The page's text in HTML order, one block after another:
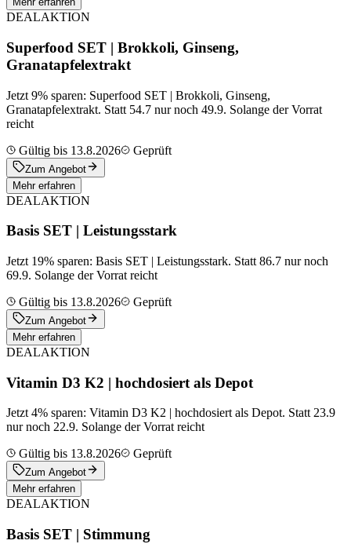
DEALAKTION
Superfood SET | Brokkoli, Ginseng,
Granatapfelextrakt
Jetzt 9% sparen: Superfood SET | Brokkoli, Ginseng,
Granatapfelextrakt. Statt 54.7 nur noch 49.9. Solange der Vorrat
reicht
Gültig bis 13.8.2026
Geprüft
Zum Angebot
Mehr erfahren
DEALAKTION
Basis SET | Leistungsstark
Jetzt 19% sparen: Basis SET | Leistungsstark. Statt 86.7 nur noch
69.9. Solange der Vorrat reicht
Gültig bis 13.8.2026
Geprüft
Zum Angebot
Mehr erfahren
DEALAKTION
Vitamin D3 K2 | hochdosiert als Depot
Jetzt 4% sparen: Vitamin D3 K2 | hochdosiert als Depot. Statt 23.9
nur noch 22.9. Solange der Vorrat reicht
Gültig bis 13.8.2026
Geprüft
Zum Angebot
Mehr erfahren
DEALAKTION
Basis SET | Stimmung